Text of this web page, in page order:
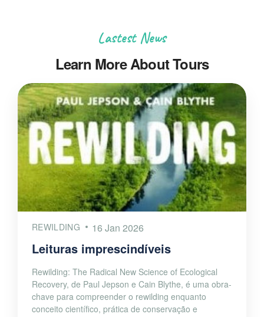
Lastest News
Learn More About Tours
REWILDING 16 Jan 2026
Leituras imprescindíveis
Rewilding: The Radical New Science of Ecological
Recovery, de Paul Jepson e Cain Blythe, é uma obra-
chave para compreender o rewilding enquanto
conceito científico, prática de conservação e